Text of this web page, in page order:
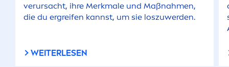
verursacht, ihre Merkmale und Maßnahmen,
die du ergreifen kannst, um sie loszuwerden.
WEITERLESEN